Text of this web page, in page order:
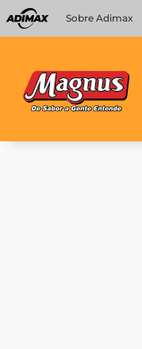
para
Sobre Adimax